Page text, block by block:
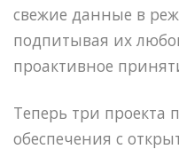
свежие данные в
подпитывая их
проактивное
Теперь три проекта
обеспечения с